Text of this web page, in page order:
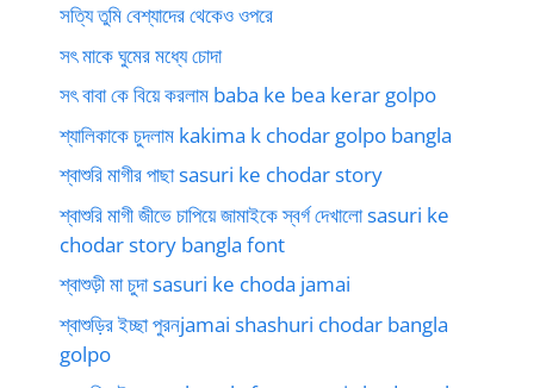
সত্যি তুমি বেশ্যাদের থেকেও ওপরে
সৎ মাকে ঘুমের মধ্যে চোদা
সৎ বাবা কে বিয়ে করলাম baba ke bea kerar golpo
শ্যালিকাকে চুদলাম kakima k chodar golpo bangla
শ্বাশুরি মাগীর পাছা sasuri ke chodar story
শ্বাশুরি মাগী জীভে চাপিয়ে জামাইকে স্বর্গ দেখালো sasuri ke
chodar story bangla font
শ্বাশুড়ী মা চুদা sasuri ke choda jamai
শ্বাশুড়ির ইচ্ছা পুরনjamai shashuri chodar bangla
golpo